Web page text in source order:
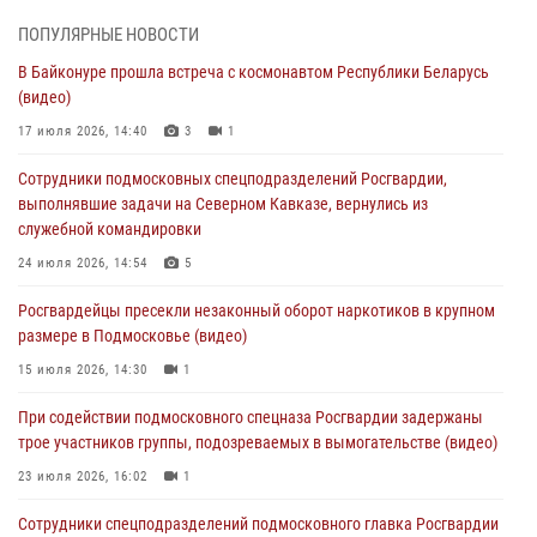
05 августа 2026, 15:48 1
Сотрудники спецподразделения подмосковного главка Росгвардии
отработали навыки огневой подготовки на комплексных учениях
04 августа 2026, 12:21
За прошедший месяц росгвардейцы 7386 раз выезжали по
сигналам «Тревога» с охраняемых объектов в Подмосковье
04 августа 2026, 12:15
(видео)
03 августа 2026, 15:32 1
«семейным подрядом» в Подмосковье (видео)
03 августа 2026, 15:08
ПОПУЛЯРНЫЕ НОВОСТИ
В Байконуре прошла встреча с космонавтом Республики Беларусь
(видео)
17 июля 2026, 14:40 3 1
Сотрудники подмосковных спецподразделений Росгвардии,
выполнявшие задачи на Северном Кавказе, вернулись из
служебной командировки
24 июля 2026, 14:54 5
Росгвардейцы пресекли незаконный оборот наркотиков в крупном
размере в Подмосковье (видео)
15 июля 2026, 14:30 1
При содействии подмосковного спецназа Росгвардии задержаны
трое участников группы, подозреваемых в вымогательстве (видео)
23 июля 2026, 16:02 1
Сотрудники спецподразделений подмосковного главка Росгвардии